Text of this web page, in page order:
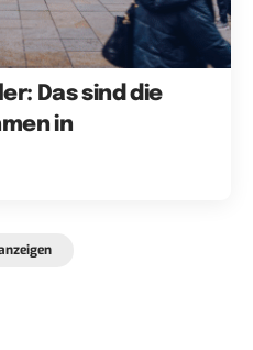
Das sind die
in